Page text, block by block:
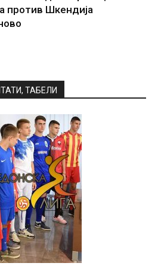
против Шкендија
ТАБЕЛИ